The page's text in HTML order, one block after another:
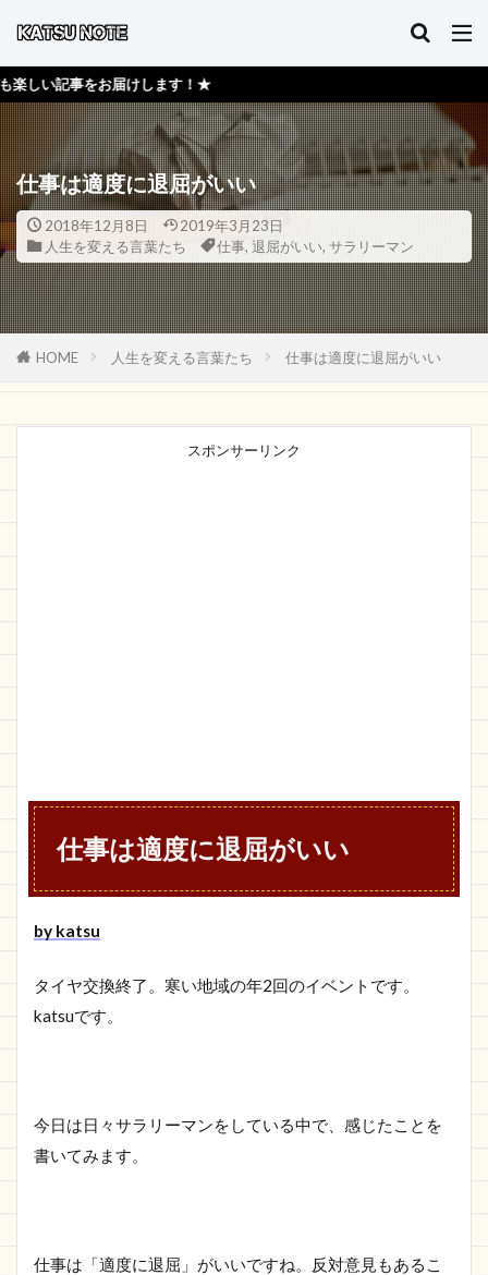
します！★
仕事は適度に退屈がいい
2018年12月8日
2019年3月23日
人生を変える言葉たち
仕事, 退屈がいい, サラリーマン
HOME 人生を変える言葉たち 仕事は適度に退屈がいい
スポンサーリンク
仕事は適度に退屈がいい
by katsu
タイヤ交換終了。寒い地域の年2回のイベントです。
katsuです。
今日は日々サラリーマンをしている中で、感じたことを
書いてみます。
仕事は「適度に退屈」がいいですね。反対意見もあるこ